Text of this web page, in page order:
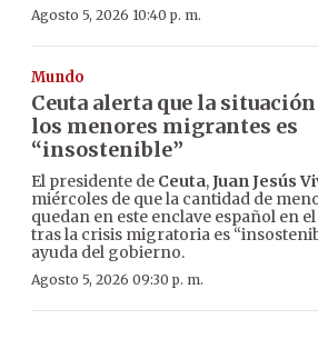
Agosto 5, 2026 10:40 p. m.
Mundo
Ceuta alerta que la
los menores migrantes es
“insostenible”
El presidente de Ceuta,Juan Jesús
miércoles de que la cantidad de
quedan en este enclave español en
tras la crisis migratoria es
ayuda del gobierno.
Agosto 5, 2026 09:30 p. m.